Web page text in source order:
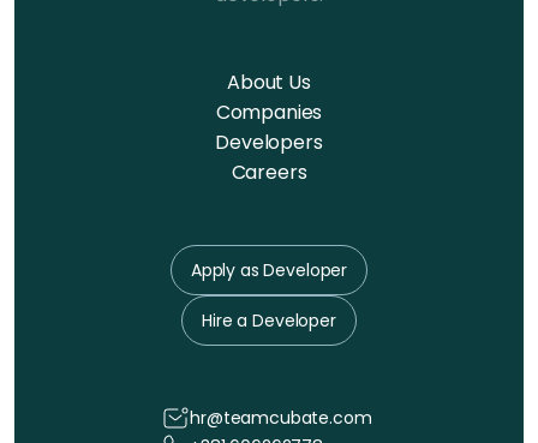
About Us
Companies
Developers
Careers
Apply as Developer
Hire a Developer
hr@teamcubate.com